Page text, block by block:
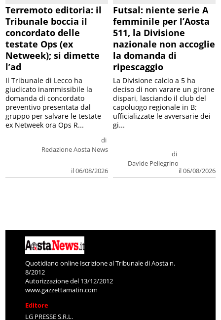
Terremoto editoria: il
Tribunale boccia il
concordato delle
testate Ops (ex
Netweek); si dimette
l’ad
di
Redazione Aosta News
il 06/08/2026
Il Tribunale di Lecco ha
giudicato inammissibile la
domanda di concordato
preventivo presentata dal
gruppo per salvare le testate
ex Netweek ora Ops R...
Futsal: niente serie A
femminile per l’Aosta
511, la Divisione
nazionale non accoglie
la domanda di
ripescaggio
di
Davide Pellegrino
il 06/08/2026
La Divisione calcio a 5 ha
deciso di non varare un girone
dispari, lasciando il club del
capoluogo regionale in B;
ufficializzate le avversarie dei
gi...
Quotidiano online Iscrizione al Tribunale di Aosta n.
8/2012
Autorizzazione del 13/12/2012
www.gazzettamatin.com
Editore
LG PRESSE S.R.L.